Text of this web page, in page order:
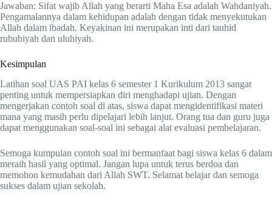
Jawaban: Sifat wajib Allah yang berarti Maha Esa adalah Wahdaniyah.
Pengamalannya dalam kehidupan adalah dengan tidak menyekutukan
Allah dalam ibadah. Keyakinan ini merupakan inti dari tauhid
rububiyah dan uluhiyah.
Kesimpulan
Latihan soal UAS PAI kelas 6 semester 1 Kurikulum 2013 sangat
penting untuk mempersiapkan diri menghadapi ujian. Dengan
mengerjakan contoh soal di atas, siswa dapat mengidentifikasi materi
mana yang masih perlu dipelajari lebih lanjut. Orang tua dan guru juga
dapat menggunakan soal-soal ini sebagai alat evaluasi pembelajaran.
Semoga kumpulan contoh soal ini bermanfaat bagi siswa kelas 6 dalam
meraih hasil yang optimal. Jangan lupa untuk terus berdoa dan
memohon kemudahan dari Allah SWT. Selamat belajar dan semoga
sukses dalam ujian sekolah.